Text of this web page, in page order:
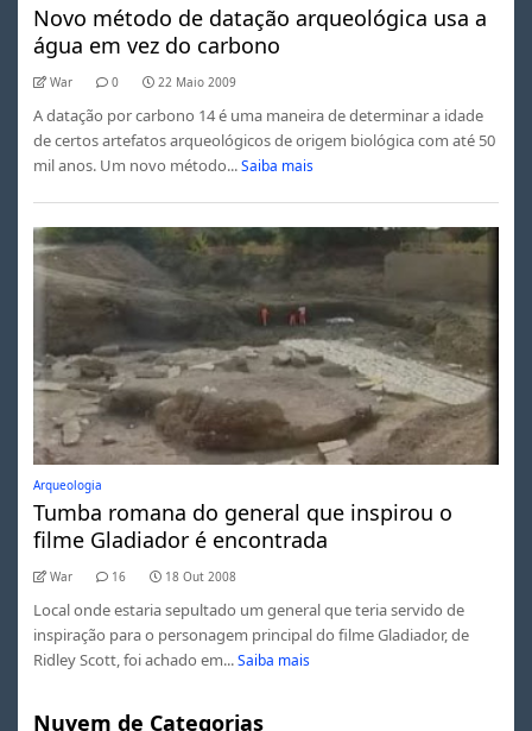
Novo método de datação arqueológica usa a
água em vez do carbono
War 0 22 Maio 2009
A datação por carbono 14 é uma maneira de determinar a idade
de certos artefatos arqueológicos de origem biológica com até 50
mil anos. Um novo método... Saiba mais
Arqueologia
Tumba romana do general que inspirou o
filme Gladiador é encontrada
War 16 18 Out 2008
Local onde estaria sepultado um general que teria servido de
inspiração para o personagem principal do filme Gladiador, de
Ridley Scott, foi achado em... Saiba mais
Nuvem de Categorias